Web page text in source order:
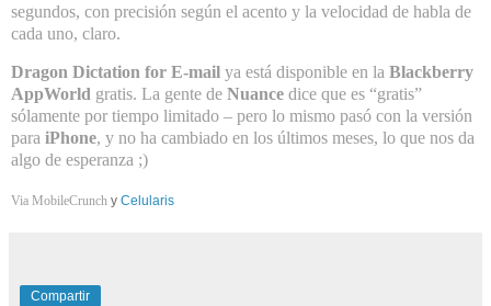
segundos, con precisión según el acento y la velocidad de habla de
cada uno, claro.
Dragon Dictation for E-mail ya está disponible en la Blackberry
AppWorld gratis. La gente de Nuance dice que es “gratis”
sólamente por tiempo limitado – pero lo mismo pasó con la versión
para iPhone, y no ha cambiado en los últimos meses, lo que nos da
algo de esperanza ;)
Via MobileCrunch y Celularis
Compartir